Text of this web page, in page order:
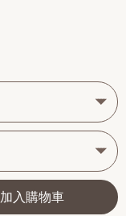
加入購物車